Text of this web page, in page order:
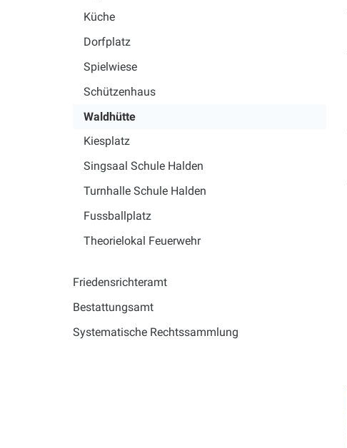
Küche
Dorfplatz
Spielwiese
Schützenhaus
Waldhütte
Kiesplatz
Singsaal Schule Halden
Turnhalle Schule Halden
Fussballplatz
Theorielokal Feuerwehr
Friedensrichteramt
Bestattungsamt
Systematische Rechtssammlung